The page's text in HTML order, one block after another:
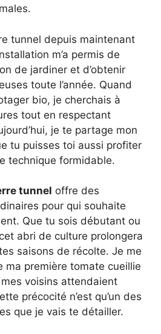
tunnel depuis maintenant
m’a permis de
de jardiner et d’obtenir
toute l’année. Quand
bio, je cherchais à
tout en respectant
je te partage mon
tu puisses toi aussi profiter
technique formidable.
tunnel offre des
pour qui souhaite
Que tu sois débutant ou
abri de culture prolongera
saisons de récolte. Je me
ma première tomate cueillie
voisins attendaient
précocité n’est qu’un des
que je vais te détailler.